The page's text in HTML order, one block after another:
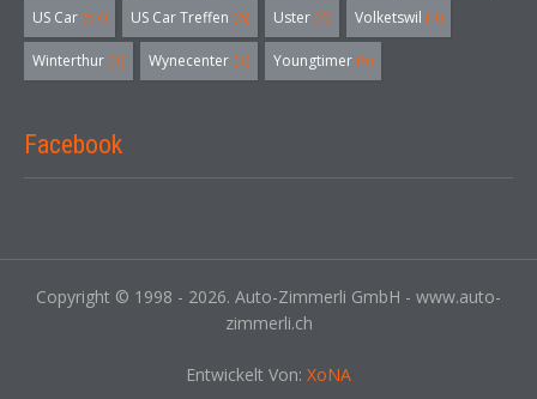
US Car (57) US Car Treffen (6) Uster (4) Volketswil (3)
Winterthur (3) Wynecenter (3) Youngtimer (5)
Facebook
Copyright © 1998 - 2026. Auto-Zimmerli GmbH - www.auto-
zimmerli.ch
Entwickelt Von: XoNA